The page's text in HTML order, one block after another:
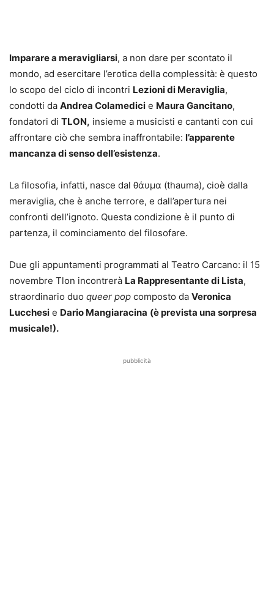
Imparare a meravigliarsi, a non dare per scontato il
mondo, ad esercitare l’erotica della complessità: è questo
lo scopo del ciclo di incontri Lezioni di Meraviglia,
condotti da Andrea Colamedici e Maura Gancitano,
fondatori di TLON, insieme a musicisti e cantanti con cui
affrontare ciò che sembra inaffrontabile: l’apparente
mancanza di senso dell’esistenza.
La filosofia, infatti, nasce dal θάυμα (thauma), cioè dalla
meraviglia, che è anche terrore, e dall’apertura nei
confronti dell’ignoto. Questa condizione è il punto di
partenza, il cominciamento del filosofare.
Due gli appuntamenti programmati al Teatro Carcano: il 15
novembre Tlon incontrerà La Rappresentante di Lista,
straordinario duo queer pop composto da Veronica
Lucchesi e Dario Mangiaracina (è prevista una sorpresa
musicale!).
pubblicità